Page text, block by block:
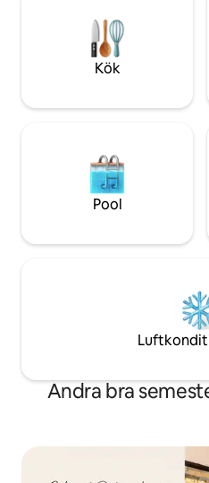
Gratis obegränsad
30 Mbps (Unifi) --> Nöjes-TV --
>Rökområde tillhandahålls.
Kök
Pool
Andra bra